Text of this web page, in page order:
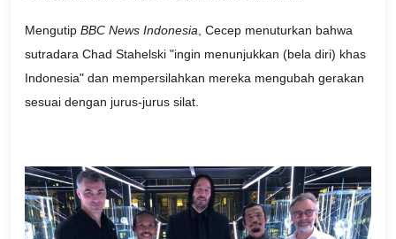
Mengutip BBC News Indonesia , Cecep menuturkan bahwa
sutradara Chad Stahelski "ingin menunjukkan (bela diri) khas
Indonesia" dan mempersilahkan mereka mengubah gerakan
sesuai dengan jurus-jurus silat.